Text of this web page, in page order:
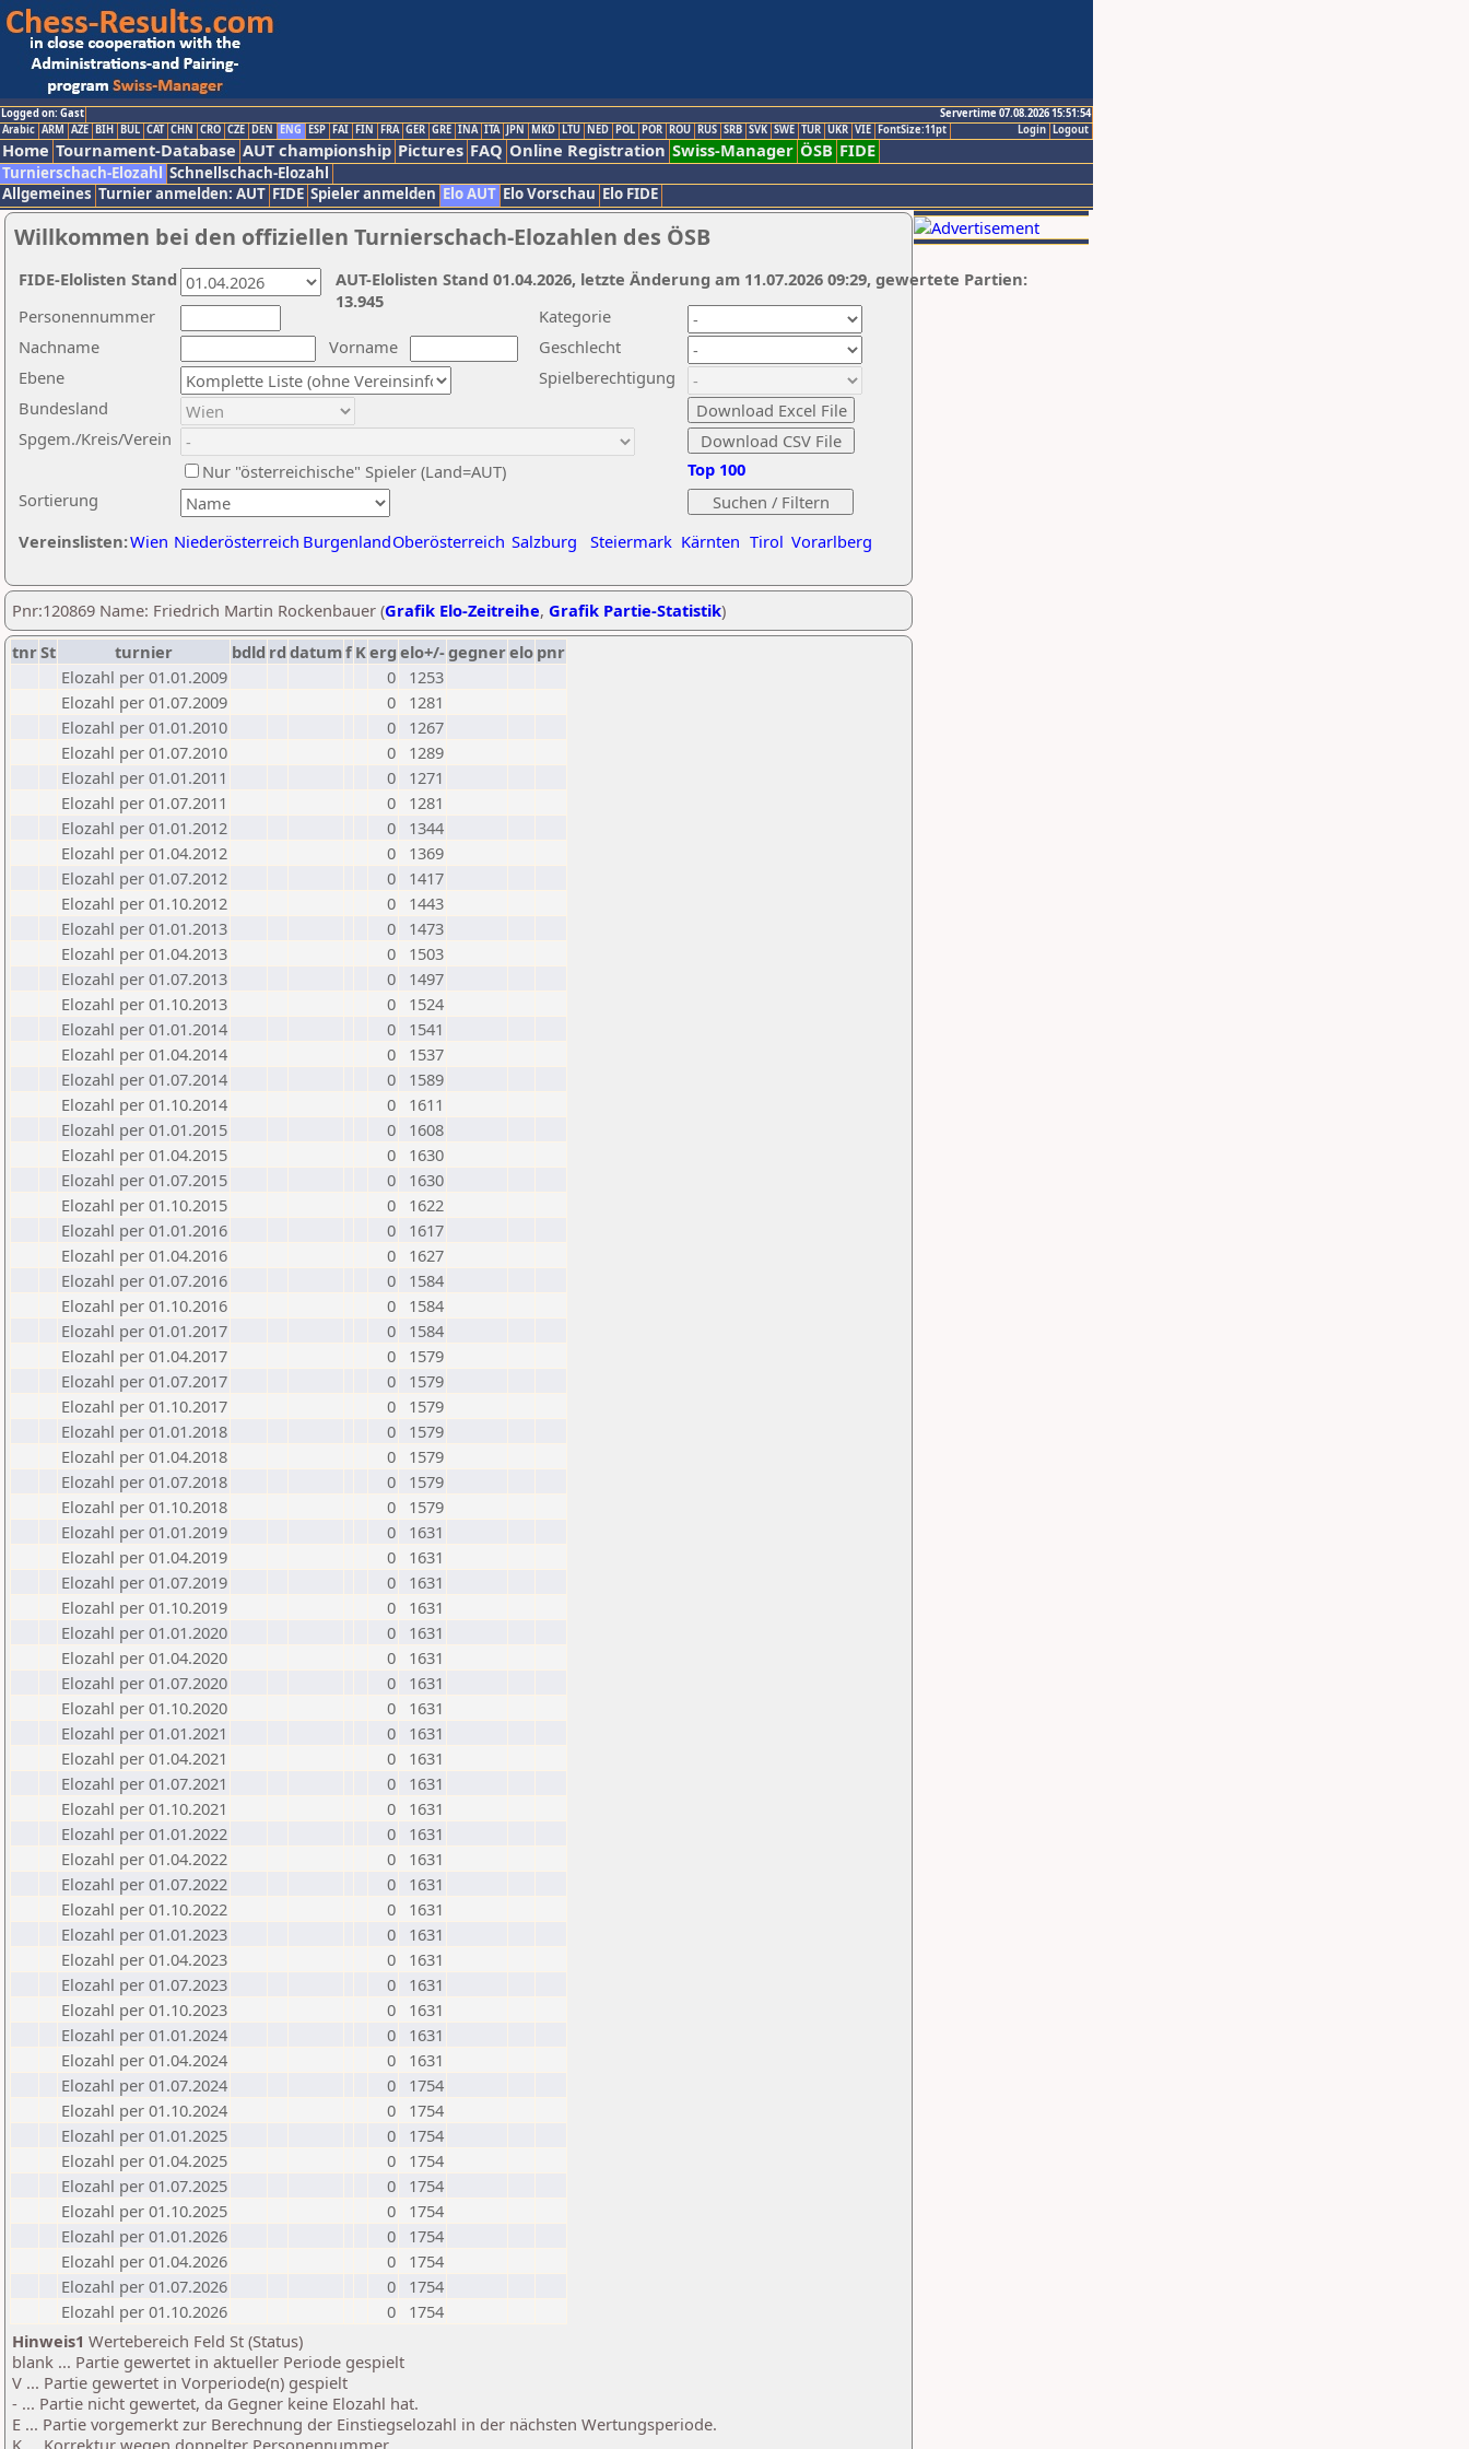
Logged on: Gast
Servertime 07.08.2026 15:51:54
Logout
Login
Arabic ARM AZE BIH BUL CAT CHN CRO CZE DEN ENG ESP FAI FIN FRA GER GRE INA ITA JPN MKD LTU NED POL POR ROU RUS SRB SVK SWE TUR UKR VIE FontSize:11pt
Home Tournament-Database AUT championship Pictures FAQ Online Registration Swiss-Manager ÖSB FIDE
Turnierschach-Elozahl Schnellschach-Elozahl
Allgemeines Turnier anmelden: AUT FIDE Spieler anmelden Elo AUT Elo Vorschau Elo FIDE
Willkommen bei den offiziellen Turnierschach-Elozahlen des ÖSB
Nachname
Vorname
Ebene
Kategorie
Sortierung
Personennummer
Bundesland
Spgem./Kreis/Verein
Geschlecht
Nur "österreichische" Spieler (Land=AUT)
Spielberechtigung
Vereinslisten:Wien Niederösterreich BurgenlandOberösterreich Salzburg Steiermark Kärnten Tirol Vorarlberg
Top 100
AUT-Elolisten Stand 01.04.2026, letzte Änderung am 11.07.2026 09:29, gewertete Partien:
13.945
FIDE-Elolisten Stand
Pnr:120869 Name: Friedrich Martin Rockenbauer (Grafik Elo-Zeitreihe, Grafik Partie-Statistik)
tnrSt turnier bdld rd datumf Kerg elo+/-gegnerelo pnr
Elozahl per 01.01.2009
0
1253
Elozahl per 01.07.2009
0
1281
Elozahl per 01.01.2010
0
1267
Elozahl per 01.07.2010
0
1289
Elozahl per 01.01.2011
0
1271
Elozahl per 01.07.2011
0
1281
Elozahl per 01.01.2012
0
1344
Elozahl per 01.04.2012
0
1369
Elozahl per 01.07.2012
0
1417
Elozahl per 01.10.2012
0
1443
Elozahl per 01.01.2013
0
1473
Elozahl per 01.04.2013
0
1503
Elozahl per 01.07.2013
0
1497
Elozahl per 01.10.2013
0
1524
Elozahl per 01.01.2014
0
1541
Elozahl per 01.04.2014
0
1537
Elozahl per 01.07.2014
0
1589
Elozahl per 01.10.2014
0
1611
Elozahl per 01.01.2015
0
1608
Elozahl per 01.04.2015
0
1630
Elozahl per 01.07.2015
0
1630
Elozahl per 01.10.2015
0
1622
Elozahl per 01.01.2016
0
1617
Elozahl per 01.04.2016
0
1627
Elozahl per 01.07.2016
0
1584
Elozahl per 01.10.2016
0
1584
Elozahl per 01.01.2017
0
1584
Elozahl per 01.04.2017
0
1579
Elozahl per 01.07.2017
0
1579
Elozahl per 01.10.2017
0
1579
Elozahl per 01.01.2018
0
1579
Elozahl per 01.04.2018
0
1579
Elozahl per 01.07.2018
0
1579
Elozahl per 01.10.2018
0
1579
Elozahl per 01.01.2019
0
1631
Elozahl per 01.04.2019
0
1631
Elozahl per 01.07.2019
0
1631
Elozahl per 01.10.2019
0
1631
Elozahl per 01.01.2020
0
1631
Elozahl per 01.04.2020
0
1631
Elozahl per 01.07.2020
0
1631
Elozahl per 01.10.2020
0
1631
Elozahl per 01.01.2021
0
1631
Elozahl per 01.04.2021
0
1631
Elozahl per 01.07.2021
0
1631
Elozahl per 01.10.2021
0
1631
Elozahl per 01.01.2022
0
1631
Elozahl per 01.04.2022
0
1631
Elozahl per 01.07.2022
0
1631
Elozahl per 01.10.2022
0
1631
Elozahl per 01.01.2023
0
1631
Elozahl per 01.04.2023
0
1631
Elozahl per 01.07.2023
0
1631
Elozahl per 01.10.2023
0
1631
Elozahl per 01.01.2024
0
1631
Elozahl per 01.04.2024
0
1631
Elozahl per 01.07.2024
0
1754
Elozahl per 01.10.2024
0
1754
Elozahl per 01.01.2025
0
1754
Elozahl per 01.04.2025
0
1754
Elozahl per 01.07.2025
0
1754
Elozahl per 01.10.2025
0
1754
Elozahl per 01.01.2026
0
1754
Elozahl per 01.04.2026
0
1754
Elozahl per 01.07.2026
0
1754
Elozahl per 01.10.2026
0
1754
Hinweis1 Wertebereich Feld St (Status)
blank ... Partie gewertet in aktueller Periode gespielt
V ... Partie gewertet in Vorperiode(n) gespielt
- ... Partie nicht gewertet, da Gegner keine Elozahl hat.
E ... Partie vorgemerkt zur Berechnung der Einstiegselozahl in der nächsten Wertungsperiode.
K ... Korrektur wegen doppelter Personennummer.